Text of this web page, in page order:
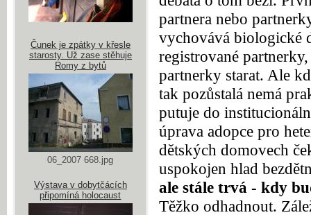
partnera nebo
vychovává biologické
registrované
partnerky starat. Ale
tak pozůstalá nemá
putuje do
úprava adopce pro
dětských domovech
uspokojen hlad
ale stále trvá - kdy
Těžko odhadnout.
Čunek je zpátky v křesle
starosty. Už zase stěhuje
Romy z bytů
06_2007 668.jpg
Výstava v dobytčácích
připomíná holocaust